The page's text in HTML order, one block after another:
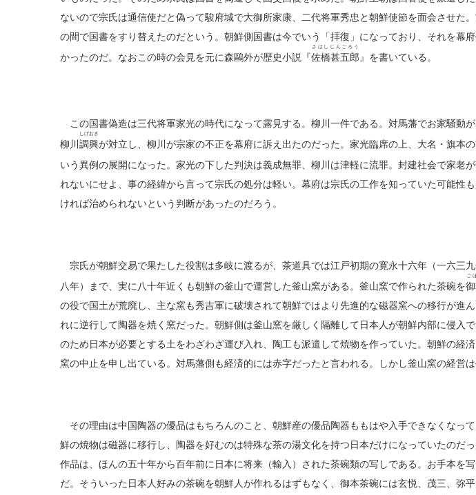
ないので宗氏は通信使だと偽って駿府城で大御所家康、二代将軍秀忠と朝鮮使節を面会させた
の間で国書をすり替えたのだという。朝鮮側国書は今でいう「拝復」になっており、それを幕
かったのだ。なおこの時の会見を元に森鷗外が歴史小説『佐橋甚五郎
さはしじんごろう
』を書いている。
この国書偽造は三代将軍家光の時代になって露見する。柳川一件である。対馬藩でお家騒動
柳川調興
しげおき
が対立し、柳川が宗家の不正を幕府に訴え出たのだった。家光臨席の上、大名・旗本
いう異例の展開になった。家光の下した判決は義成無罪、柳川は津軽に流罪。封建社会で家老
れないにせよ、事の経緯から言って宗氏の処分は軽い。幕府は宗氏の工作を知っていた可能性
ければ治められないという判断があったのだろう。
宗氏が朝鮮交易で果たした役割は多岐に渡るが、茶道具では江戸初期の寛永十六年（一六三
八年）まで、実に八十年近くも朝鮮の釜山で運営した釜山窯がある。釜山窯で作られた茶碗を
ご
の役で国土が荒廃し、主な窯も秀吉軍に破壊されて朝鮮ではより先進的な磁器窯への移行が進
れに逆行して陶器を焼く窯だった。朝鮮側は釜山窯を厳しく隔離して日本人が朝鮮内部に侵入
のため日本が必要とする土をわざわざ運び入れ、陶工も派遣して焼物を作っていた。朝鮮の経
窯の中止を申し出ている。対馬藩側も経済的には赤字だったと言われる。しかし釜山窯の経営は
その理由は中国陶器の優品はもちろんのこと、朝鮮産の優品陶器ももはや入手できなくなっ
鮮の焼物は磁器に移行し、陶器を好むのは特殊な茶の湯文化を持つ日本だけになっていたのだ
作品は、ほんの五十年から百年前に日本に将来（輸入）された茶碗類の写しである。お手本を
だ。そういった日本人好みの茶碗を朝鮮人が作れるはずもなく、御本茶碗には玄悦、茂三、弥